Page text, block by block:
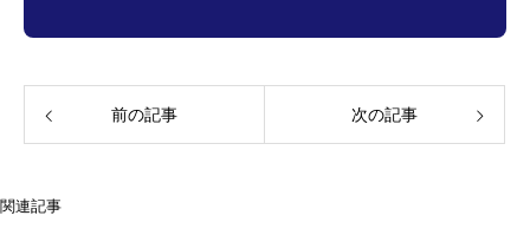
前の記事 次の記事
関連記事